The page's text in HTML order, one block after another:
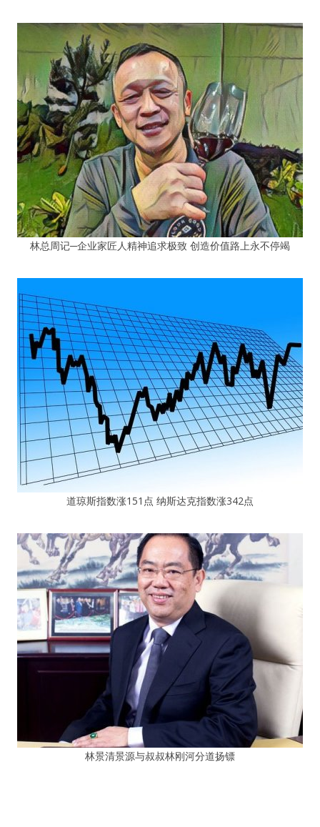
林总周记─企业家匠人精神追求极致 创造价值路上永不停竭
道琼斯指数涨151点 纳斯达克指数涨342点
林景清景源与叔叔林刚河分道扬镖